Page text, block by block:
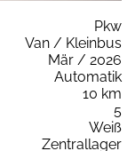
Pkw
Van / Kleinbus
Mär / 2026
Automatik
10 km
5
Weiß
Zentrallager